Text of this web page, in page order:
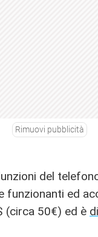
Rimuovi pubblicità
del
funzionanti ed
(circa 50€) ed è